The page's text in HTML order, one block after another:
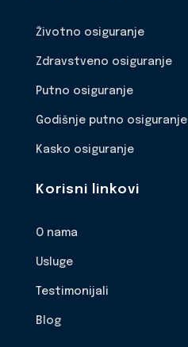
Životno osiguranje
Zdravstveno osiguranje
Putno osiguranje
Godišnje putno osiguranje
Kasko osiguranje
Korisni linkovi
O nama
Usluge
Testimonijali
Blog